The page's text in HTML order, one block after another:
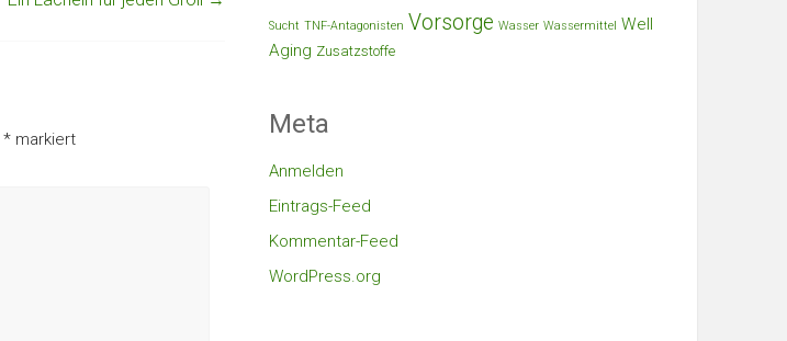
* markiert
Sucht TNF-Antagonisten Vorsorge Wasser Wassermittel Well
Aging Zusatzstoffe
Meta
Anmelden
Eintrags-Feed
Kommentar-Feed
WordPress.org